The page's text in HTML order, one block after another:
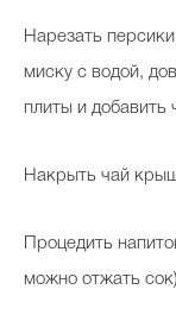
Нарезать
миску с водой,
плиты и добавить
Накрыть чай
Процедить
можно отжать